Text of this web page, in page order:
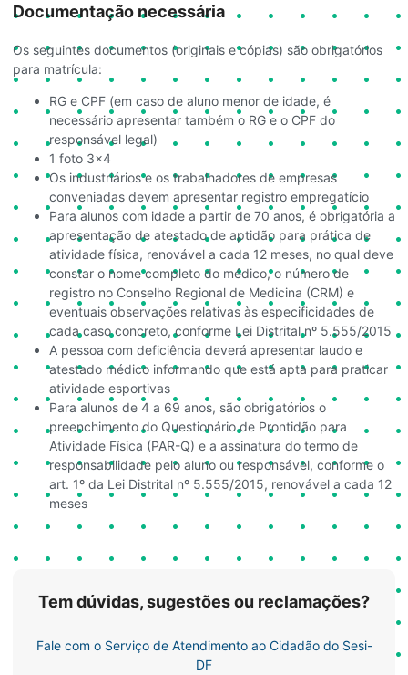
Documentação necessária
Os seguintes documentos (originais e cópias) são obrigatórios
para matrícula:
RG e CPF (em caso de aluno menor de idade, é
necessário apresentar também o RG e o CPF do
responsável legal)
1 foto 3×4
Os industriários e os trabalhadores de empresas
conveniadas devem apresentar registro empregatício
Para alunos com idade a partir de 70 anos, é obrigatória a
apresentação de atestado de aptidão para prática de
atividade física, renovável a cada 12 meses, no qual deve
constar o nome completo do médico, o número de
registro no Conselho Regional de Medicina (CRM) e
eventuais observações relativas às especificidades de
cada caso concreto, conforme Lei Distrital nº 5.555/2015
A pessoa com deficiência deverá apresentar laudo e
atestado médico informando que está apta para praticar
atividade esportivas
Para alunos de 4 a 69 anos, são obrigatórios o
preenchimento do Questionário de Prontidão para
Atividade Física (PAR-Q) e a assinatura do termo de
responsabilidade pelo aluno ou responsável, conforme o
art. 1º da Lei Distrital nº 5.555/2015, renovável a cada 12
meses
Tem dúvidas, sugestões ou reclamações?
Fale com o Serviço de Atendimento ao Cidadão do Sesi-
DF